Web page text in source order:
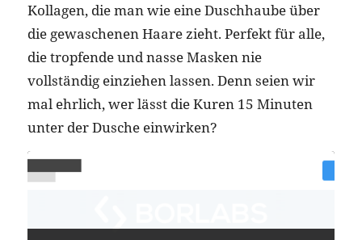
Kollagen, die man wie eine Duschhaube über
die gewaschenen Haare zieht. Perfekt für alle,
die tropfende und nasse Masken nie
vollständig einziehen lassen. Denn seien wir
mal ehrlich, wer lässt die Kuren 15 Minuten
unter der Dusche einwirken?